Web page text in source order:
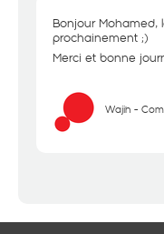
Bonjour Mohamed,
prochainement ;)
Merci et bonne
Wajih -